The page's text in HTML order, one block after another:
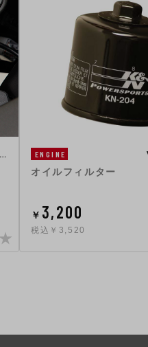
ENGINE
オイルフィルター
￥ 3,200
税込￥3,520